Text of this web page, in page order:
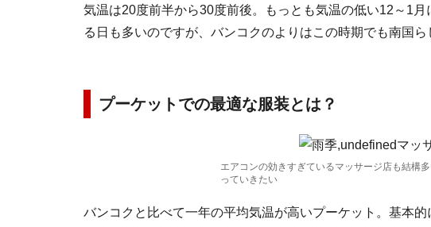
気温は20度前半から30度前後。もっとも気温の低い12～1
る日も多いのですが、バンコクのよりはこの時期でも南国ら
プーケットでの最適な服装とは？
エアコンの効きすぎているマッサージ店も結構
っていきたい
バンコクと比べて一年の平均気温が高いプーケット。基本